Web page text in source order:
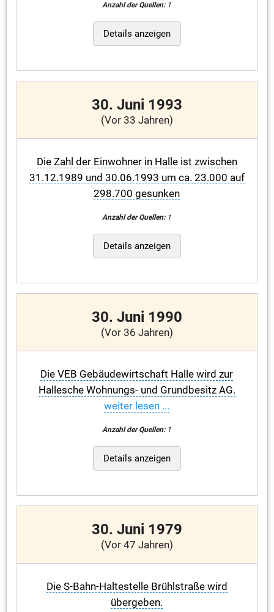
Anzahl der Quellen:1
Details anzeigen
30. Juni 1993
(Vor 33 Jahren)
Die Zahl der Einwohner in Halle ist zwischen
31.12.1989 und 30.06.1993 um ca. 23.000 auf
298.700 gesunken
Anzahl der Quellen:1
Details anzeigen
30. Juni 1990
(Vor 36 Jahren)
Die VEB Gebäudewirtschaft Halle wird zur
Hallesche Wohnungs- und Grundbesitz AG.
weiter lesen ...
Anzahl der Quellen:1
Details anzeigen
30. Juni 1979
(Vor 47 Jahren)
Die S-Bahn-Haltestelle Brühlstraße wird
übergeben.